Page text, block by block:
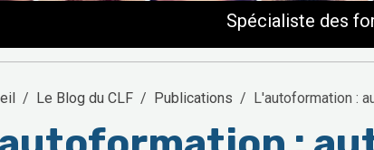
Spécialiste des
Le Blog du CLF Publications L'autoformation :